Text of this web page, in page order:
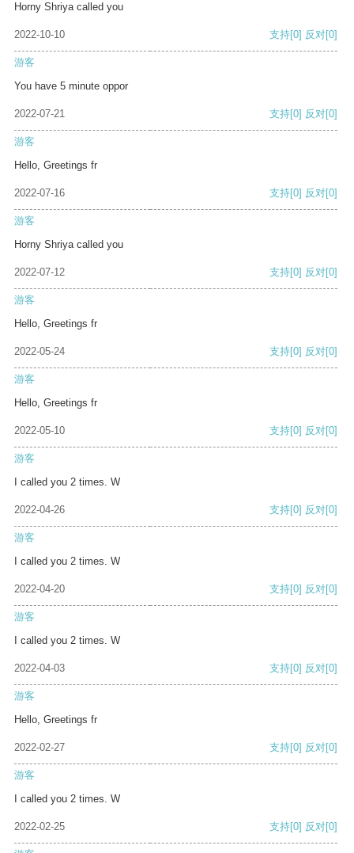
Horny Shriya called you
2022-10-10 支持[0] 反对[0]
游客
You have 5 minute oppor
2022-07-21 支持[0] 反对[0]
游客
Hello, Greetings fr
2022-07-16 支持[0] 反对[0]
游客
Horny Shriya called you
2022-07-12 支持[0] 反对[0]
游客
Hello, Greetings fr
2022-05-24 支持[0] 反对[0]
游客
Hello, Greetings fr
2022-05-10 支持[0] 反对[0]
游客
I called you 2 times. W
2022-04-26 支持[0] 反对[0]
游客
I called you 2 times. W
2022-04-20 支持[0] 反对[0]
游客
I called you 2 times. W
2022-04-03 支持[0] 反对[0]
游客
Hello, Greetings fr
2022-02-27 支持[0] 反对[0]
游客
I called you 2 times. W
2022-02-25 支持[0] 反对[0]